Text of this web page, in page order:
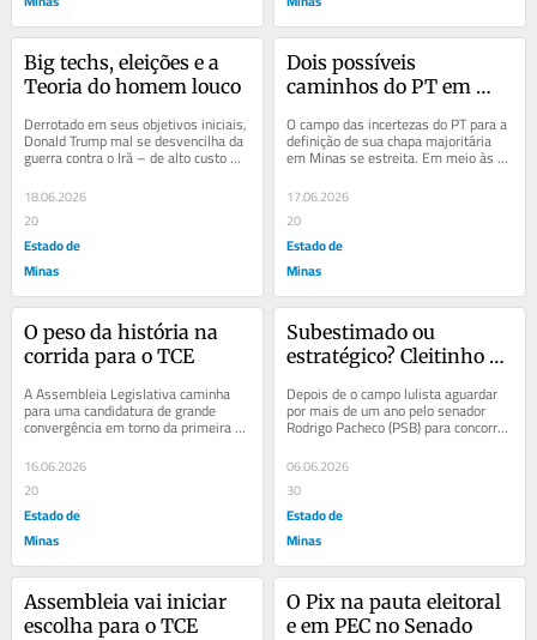
Big techs, eleições e a
Teoria do homem louco
Derrotado em seus objetivos iniciais,
Donald Trump mal se desvencilha da
guerra contra o Irã – de alto custo
aos americanos e de impacto...
18.06.2026
20
Estado de
Minas
Dois possíveis
caminhos do PT em
O campo das incertezas do PT para a
definição de sua chapa majoritária
em Minas se estreita. Em meio às
a...
17.06.2026
20
Estado de
Minas
O peso da história na
corrida para o TCE
A Assembleia Legislativa caminha
para uma candidatura de grande
convergência em torno da primeira
mulher, na história legislativa, a
concorrer a uma...
16.06.2026
20
Estado de
Minas
Subestimado ou
estratégico? Cleitinho e
Depois de o campo lulista aguardar
por mais de um ano pelo senador
Rodrigo Pacheco (PSB) para concorrer
ao governo de Minas, agora é a vez
do campo...
06.06.2026
30
Estado de
Minas
Assembleia vai iniciar
escolha para o TCE
O Pix na pauta eleitoral
e em PEC no Senado